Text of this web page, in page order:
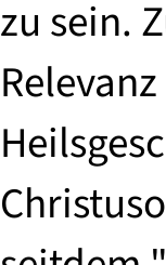
zu sein.